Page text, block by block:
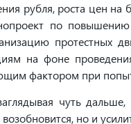
рубля, роста цен
по
протестных
на фоне
фактором при
чуть
но и